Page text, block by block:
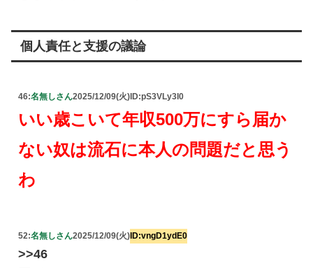
個人責任と支援の議論
46:名無しさん2025/12/09(火) ID:pS3VLy3I0
いい歳こいて年収500万にすら届か
ない奴は流石に本人の問題だと思う
わ
52:名無しさん2025/12/09(火) ID:vngD1ydE0
>>46